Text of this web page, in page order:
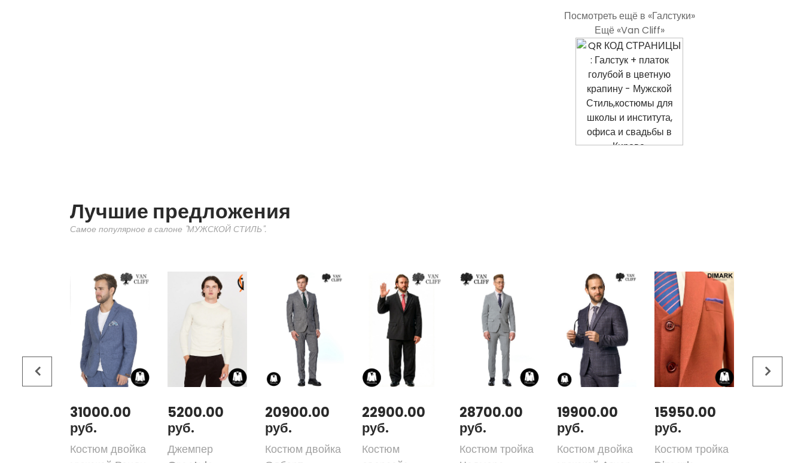
Посмотреть ещё в «Галстуки»
Ещё «Van Cliff»
Лучшие предложения
Самое популярное в салоне "МУЖСКОЙ СТИЛЬ".
31000.00
руб.
Костюм двойка
5200.00
руб.
Джемпер
20900.00
руб.
Костюм двойка
22900.00
руб.
Костюм
28700.00
руб.
Костюм тройка
19900.00
руб.
Костюм двойка
15950.00
руб.
Костюм тройка